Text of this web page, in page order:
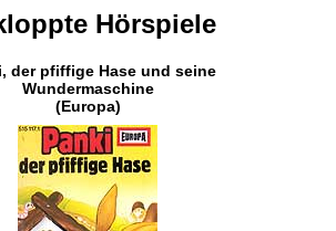
Hörspiele
der pfiffige Hase und seine
Wundermaschine
(Europa)